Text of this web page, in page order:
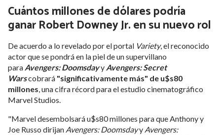
Cuántos millones de dólares podría
ganar Robert Downey Jr. en su nuevo rol
De acuerdo a lo revelado por el portal Variety, el reconocido
actor que se pondrá en la piel de un supervillano
para Avengers: Doomsdayy Avengers: Secret
Warscobrará "significativamente más" de u$s80
millones, una cifra récord para el estudio cinematográfico
Marvel Studios.
"Marvel desembolsará u$s80 millones para que Anthony y
Joe Russo dirijan Avengers: Doomsdayy Avengers: